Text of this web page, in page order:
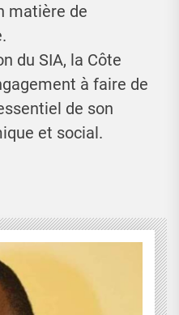
matière de
du SIA, la Côte
à faire de
de son
et social.